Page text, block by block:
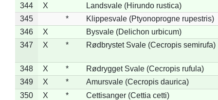
344 X
Landsvale (Hirundo rustica)
345
*
Klippesvale (Ptyonoprogne rupestris)
346
X
Bysvale (Delichon urbicum)
347
X * Rødbrystet Svale (Cecropis semirufa)
348 X *
Rødrygget Svale (Cecropis rufula)
349
X *
Amursvale (Cecropis daurica)
350
X *
Cettisanger (Cettia cetti)